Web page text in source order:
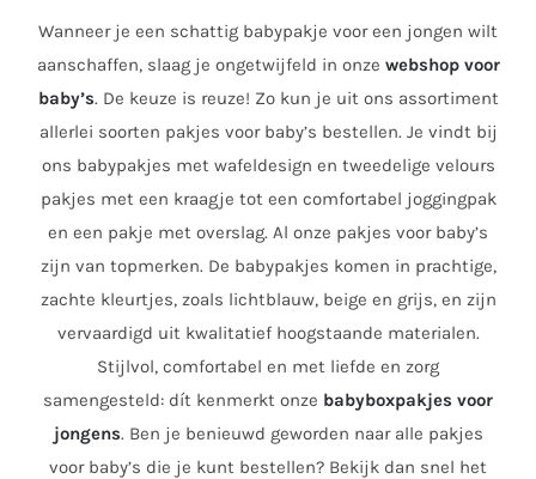
Wanneer je een schattig babypakje voor een jongen wilt
aanschaffen, slaag je ongetwijfeld in onze webshop voor
baby’s. De keuze is reuze! Zo kun je uit ons assortiment
allerlei soorten pakjes voor baby’s bestellen. Je vindt bij
ons babypakjes met wafeldesign en tweedelige velours
pakjes met een kraagje tot een comfortabel joggingpak
en een pakje met overslag. Al onze pakjes voor baby’s
zijn van topmerken. De babypakjes komen in prachtige,
zachte kleurtjes, zoals lichtblauw, beige en grijs, en zijn
vervaardigd uit kwalitatief hoogstaande materialen.
Stijlvol, comfortabel en met liefde en zorg
samengesteld: dít kenmerkt onze babyboxpakjes voor
jongens. Ben je benieuwd geworden naar alle pakjes
voor baby’s die je kunt bestellen? Bekijk dan snel het